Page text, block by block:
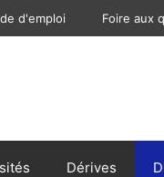
d'emploi Foire aux
Dérives